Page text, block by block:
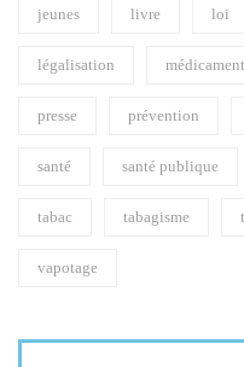
jeunes livre loi
légalisation médicament
presse prévention
santé santé publique
tabac tabagisme
vapotage